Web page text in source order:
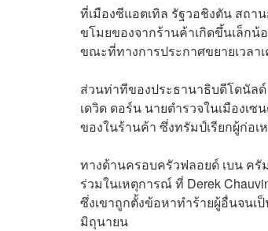
ที่เมืองซีแอตเทิล รัฐวอชิงตัน สถา
ขโมยของจากร้านค้าเกิดขึ้นเล็กน้
ขณะที่ทางการประกาศขยายเวลา
ส่วนท่าทีของประธานาธิบดีโดนัลด์
เดวิด ดอร์น นายตำรวจในเมืองเ
ของในร้านค้า ซึ่งทรัมป์เรียกผู้ก่อ
ทางด้านครอบครัวฟลอยด์ เบน ค
ร่วมในเหตุการณ์ ที่ Derek
ซึ่งเขาถูกตั้งข้อหาทำร้ายผู้อื่นจนเ
มิถุนายน